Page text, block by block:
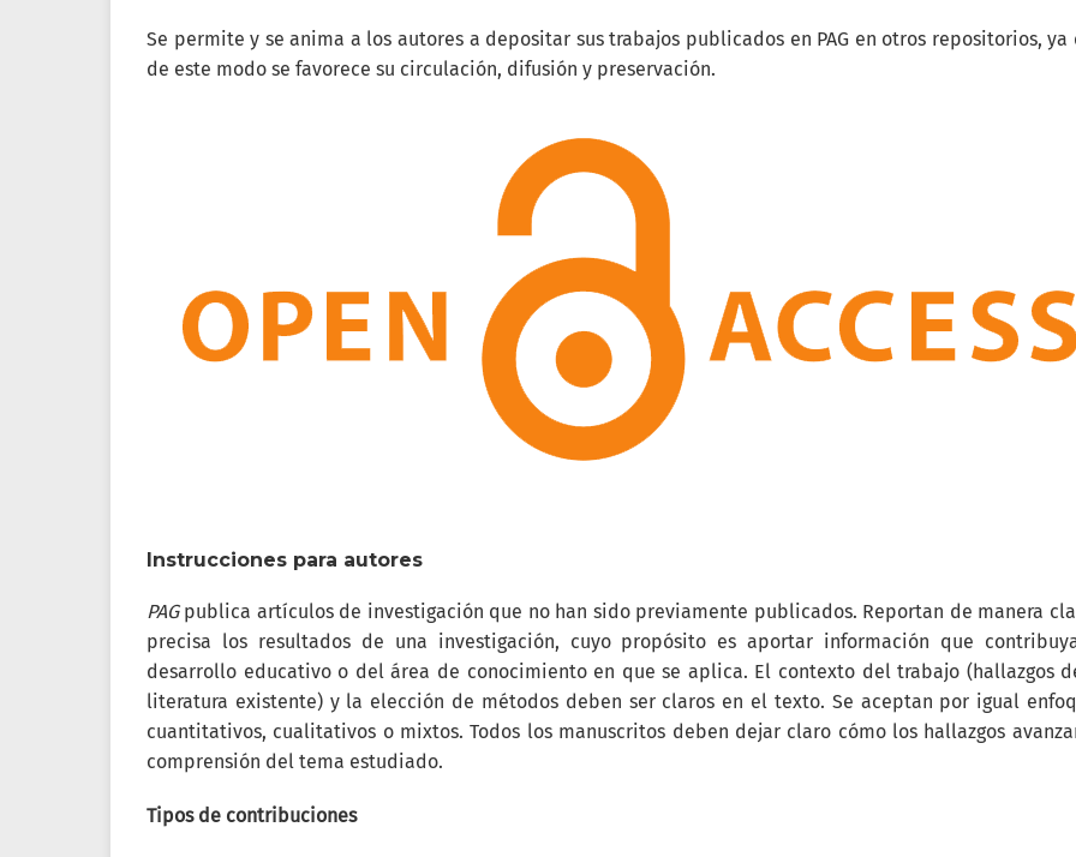
Se permite y se anima a los autores a depositar sus trabajos publicados en PAG en otros repositorios, ya
de este modo se favorece su circulación, difusión y preservación.
Instrucciones para autores
PAGpublica artículos de investigación que no han sido previamente publicados. Reportan de manera
precisa los resultados de una investigación, cuyo propósito es aportar información que
desarrollo educativo o del área de conocimiento en que se aplica. El contexto del trabajo (hallazgos
literatura existente) y la elección de métodos deben ser claros en el texto. Se aceptan por igual
cuantitativos, cualitativos o mixtos. Todos los manuscritos deben dejar claro cómo los hallazgos
comprensión del tema estudiado.
Tipos de contribuciones